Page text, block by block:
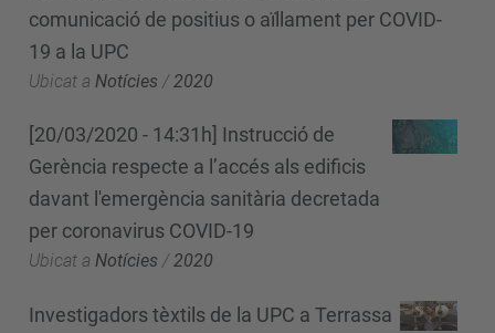
comunicació de positius o aïllament per COVID-
19 a la UPC
Ubicat a Notícies / 2020
[20/03/2020 - 14:31h] Instrucció de
Gerència respecte a l’accés als edificis
davant l'emergència sanitària decretada
per coronavirus COVID-19
Ubicat a Notícies /2020
Investigadors tèxtils de la UPC a Terrassa